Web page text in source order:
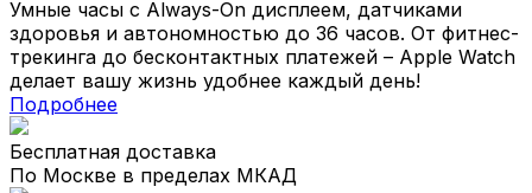
Умные часы с Always-On дисплеем, датчиками
здоровья и автономностью до 36 часов. От фитнес-
трекинга до бесконтактных платежей – Apple Watch
делает вашу жизнь удобнее каждый день!
Подробнее
Бесплатная доставка
По Москве в пределах МКАД